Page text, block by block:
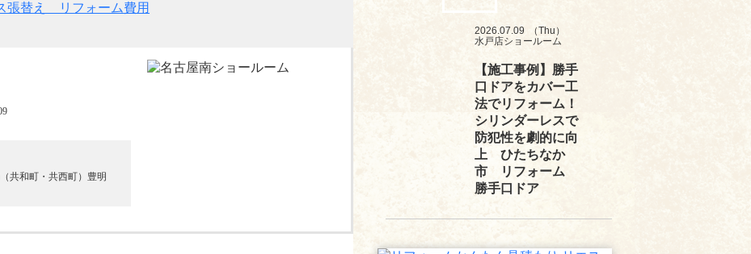
張替え リフォーム費用
共和町・共西町）豊明
2026.07.09
（Thu）
水戸店ショールーム
【施工事例】勝手
口ドアをカバー工
法でリフォーム！
シリンダーレスで
防犯性を劇的に向
上 ひたちなか
市 リフォーム
勝手口ドア